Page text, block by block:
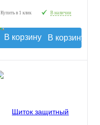
Купить в 1 клик В наличии
В корзину